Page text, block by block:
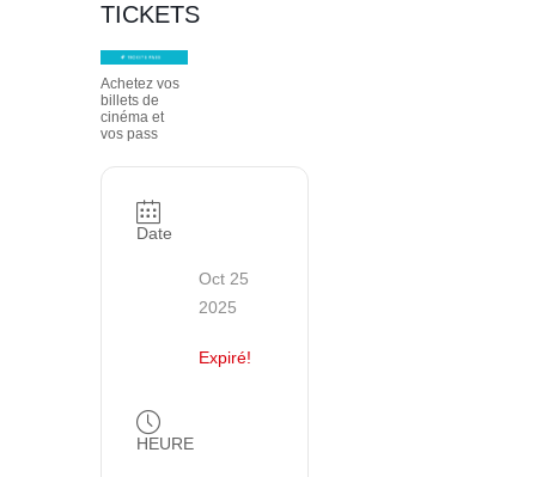
TICKETS
Achetez vos
billets de
cinéma et
vos pass
Date
Oct 25
2025
Expiré!
HEURE